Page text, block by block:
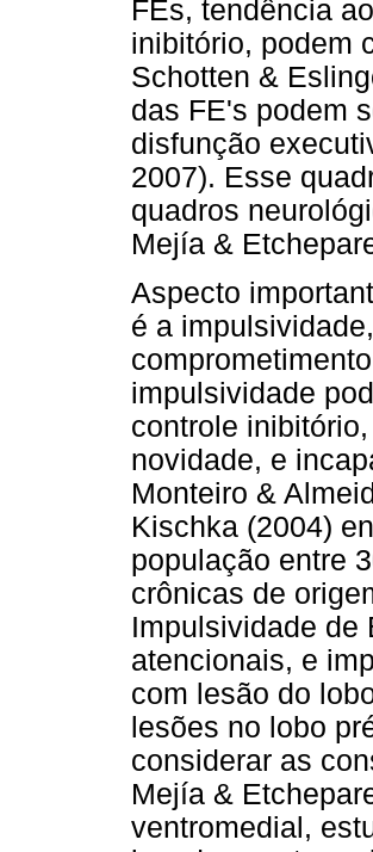
FEs, tendência
inibitório, podem
Schotten &
das FE's podem
disfunção
2007). Esse
quadros
Mejía &
Aspecto
é a
impulsividade
controle
novidade, e
Monteiro &
Kischka (2004)
população entre
crônicas de
Impulsividade de
atencionais, e
com lesão do
lesões no lobo
considerar as
Mejía &
ventromedial,